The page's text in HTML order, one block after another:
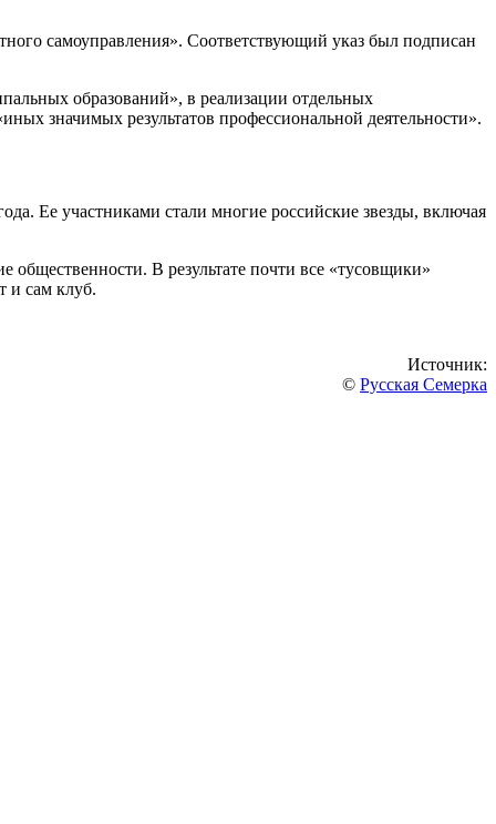
самоуправления». Соответствующий указ был подписан
образований», в реализации отдельных
значимых результатов профессиональной деятельности».
Ее участниками стали многие российские звезды, включая
В результате почти все «тусовщики»
и сам клуб.
Источник:
© Русская Семерка